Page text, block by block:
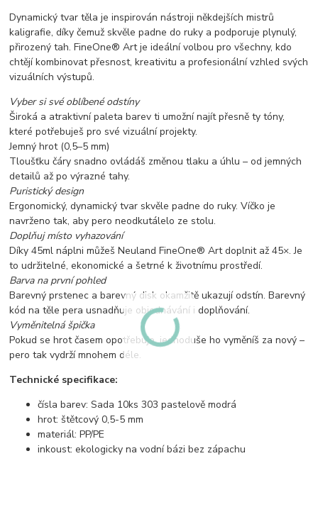
Dynamický tvar těla je inspirován nástroji někdejších mistrů
kaligrafie, díky čemuž skvěle padne do ruky a podporuje plynulý,
přirozený tah. FineOne® Art je ideální volbou pro všechny, kdo
chtějí kombinovat přesnost, kreativitu a profesionální vzhled svých
vizuálních výstupů.
Vyber si své oblíbené odstíny
Široká a atraktivní paleta barev ti umožní najít přesně ty tóny,
které potřebuješ pro své vizuální projekty.
Jemný hrot (0,5–5 mm)
Tloušťku čáry snadno ovládáš změnou tlaku a úhlu – od jemných
detailů až po výrazné tahy.
Puristický design
Ergonomický, dynamický tvar skvěle padne do ruky. Víčko je
navrženo tak, aby pero neodkutálelo ze stolu.
Doplňuj místo vyhazování
Díky 45ml náplni můžeš Neuland FineOne® Art doplnit až 45×. Je
to udržitelné, ekonomické a šetrné k životnímu prostředí.
Barva na první pohled
Barevný prstenec a barevný disk okamžitě ukazují odstín. Barevný
kód na těle pera usnadňuje objednávání i doplňování.
Vyměnitelná špička
Pokud se hrot časem opotřebuje, jednoduše ho vyměníš za nový –
pero tak vydrží mnohem déle.
Technické specifikace:
čísla barev: Sada 10ks 303 pastelově modrá
hrot: štětcový 0,5-5 mm
materiál: PP/PE
inkoust: ekologicky na vodní bázi bez zápachu